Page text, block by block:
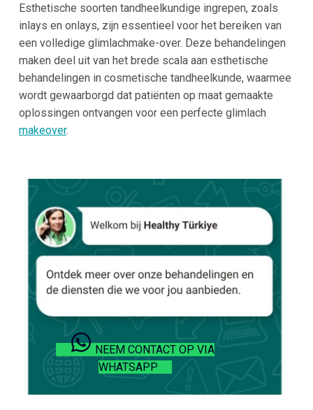
Esthetische soorten tandheelkundige ingrepen, zoals
inlays en onlays, zijn essentieel voor het bereiken van
een volledige glimlachmake-over. Deze behandelingen
maken deel uit van het brede scala aan esthetische
behandelingen in cosmetische tandheelkunde, waarmee
wordt gewaarborgd dat patiënten op maat gemaakte
oplossingen ontvangen voor een perfecte glimlach
makeover.
NEEM CONTACT OP VIA
WHATSAPP